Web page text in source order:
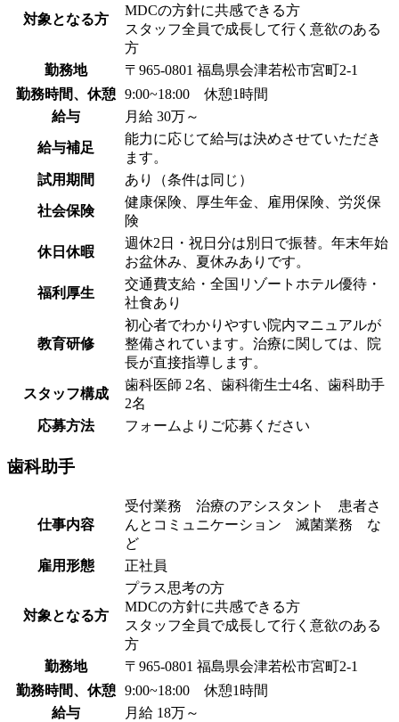
対象となる方
MDCの方針に共感できる方
スタッフ全員で成長して行く意欲のある
方
勤務地
〒965-0801 福島県会津若松市宮町2-1
勤務時間、休憩
9:00~18:00 休憩1時間
給与
月給 30万～
給与補足
能力に応じて給与は決めさせていただき
ます。
試用期間
あり（条件は同じ）
社会保険
健康保険、厚生年金、雇用保険、労災保
険
休日休暇
週休2日・祝日分は別日で振替。年末年始
お盆休み、夏休みありです。
福利厚生
交通費支給・全国リゾートホテル優待・
社食あり
教育研修
初心者でわかりやすい院内マニュアルが
整備されています。治療に関しては、院
長が直接指導します。
スタッフ構成
歯科医師 2名、歯科衛生士4名、歯科助手
2名
応募方法
フォームよりご応募ください
歯科助手
仕事内容
受付業務 治療のアシスタント 患者さ
んとコミュニケーション 滅菌業務 な
ど
雇用形態
正社員
対象となる方
プラス思考の方
MDCの方針に共感できる方
スタッフ全員で成長して行く意欲のある
方
勤務地
〒965-0801 福島県会津若松市宮町2-1
勤務時間、休憩
9:00~18:00 休憩1時間
給与
月給 18万～